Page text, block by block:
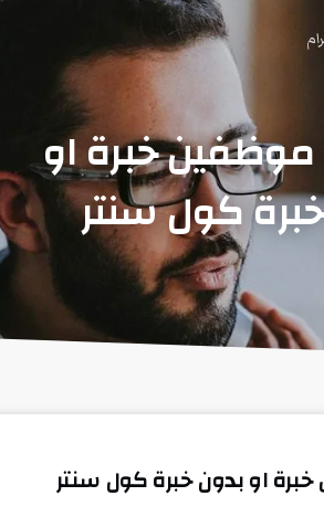
خبرة او
كول سنتر
او بدون خبرة كول سنتر